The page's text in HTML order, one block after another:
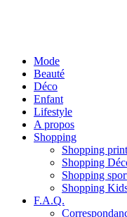
Mode
Beauté
Déco
Enfant
Lifestyle
A propos
Shopping
Shopping
Shopping
Shopping
Shopping
F.A.Q.